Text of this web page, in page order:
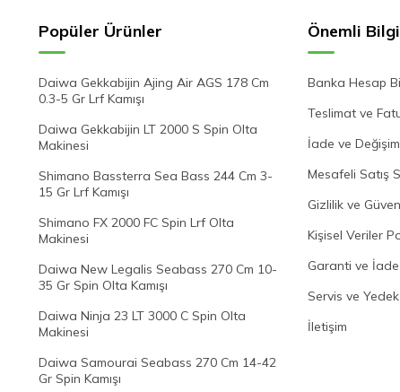
Popüler Ürünler
Daiwa Gekkabijin Ajing Air AGS 178 Cm
0.3-5 Gr Lrf Kamışı
Daiwa Gekkabijin LT 2000 S Spin Olta
Makinesi
Shimano Bassterra Sea Bass 244 Cm 3-
15 Gr Lrf Kamışı
Shimano FX 2000 FC Spin Lrf Olta
Makinesi
Daiwa New Legalis Seabass 270 Cm 10-
35 Gr Spin Olta Kamışı
Daiwa Ninja 23 LT 3000 C Spin Olta
Makinesi
Daiwa Samourai Seabass 270 Cm 14-42
Gr Spin Kamışı
Önemli
Banka Hesap
Teslimat ve
İade ve Değişim
Mesafeli Satış
Gizlilik ve
Kişisel Veriler
Garanti ve İade
Servis ve
İletişim